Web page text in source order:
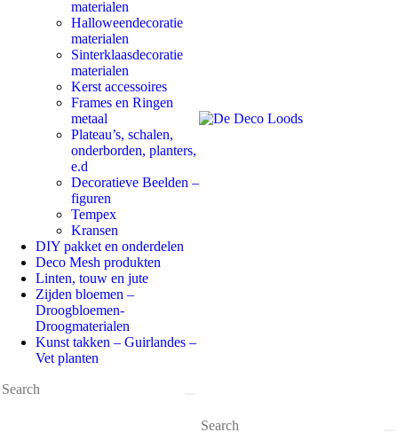
materialen
Halloweendecoratie
materialen
Sinterklaasdecoratie
materialen
Kerst accessoires
Frames en Ringen
metaal
Plateau’s, schalen,
onderborden, planters,
e.d
Decoratieve Beelden –
figuren
Tempex
Kransen
DIY pakket en onderdelen
Deco Mesh produkten
Linten, touw en jute
Zijden bloemen –
Droogbloemen-
Droogmaterialen
Kunst takken – Guirlandes –
Vet planten